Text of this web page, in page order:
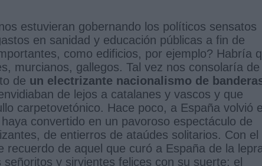
estuvieran gobernando los políticos sensatos
en sanidad y educación públicas a fin de
como edificios, por ejemplo? Habría
murcianos, gallegos. Tal vez nos consolaría de
de un electrizante nacionalismo de
de lejos a catalanes y vascos y que
carpetovetónico. Hace poco, a España volvió el
convertido en un pavoroso espectáculo de
de entierros de ataúdes solitarios. Con el
recuerdo de aquel que curó a España de la
y sirvientes felices con su suerte; el